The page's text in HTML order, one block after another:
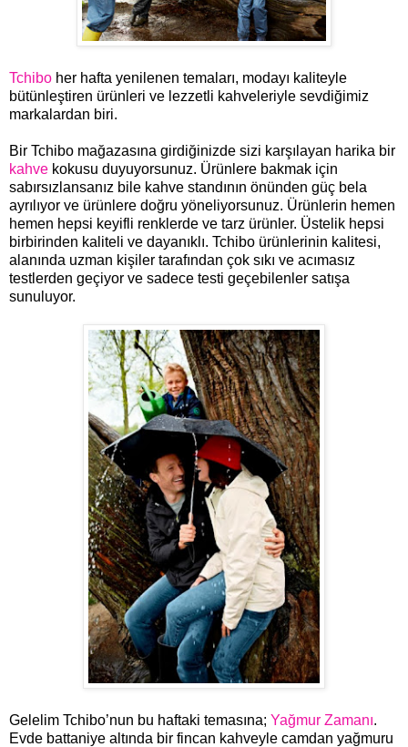
Tchibo her hafta yenilenen temaları, modayı kaliteyle
bütünleştiren ürünleri ve lezzetli kahveleriyle sevdiğimiz
markalardan biri.
Bir Tchibo mağazasına girdiğinizde sizi karşılayan harika bir
kahve kokusu duyuyorsunuz. Ürünlere bakmak için
sabırsızlansanız bile kahve standının önünden güç bela
ayrılıyor ve ürünlere doğru yöneliyorsunuz. Ürünlerin hemen
hemen hepsi keyifli renklerde ve tarz ürünler. Üstelik hepsi
birbirinden kaliteli ve dayanıklı. Tchibo ürünlerinin kalitesi,
alanında uzman kişiler tarafından çok sıkı ve acımasız
testlerden geçiyor ve sadece testi geçebilenler satışa
sunuluyor.
Gelelim Tchibo’nun bu haftaki temasına; Yağmur Zamanı.
Evde battaniye altında bir fincan kahveyle camdan yağmuru